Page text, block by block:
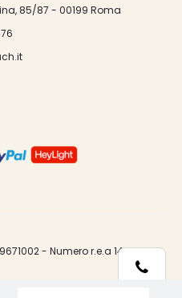
85/87 - 00199 Roma
- Numero r.e.a 1487033.